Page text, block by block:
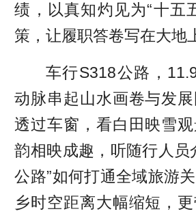
绩，以真知灼见为“十五
策，让履职答卷写在大地
车行S318公路，
动脉串起山水画卷与发
透过车窗，看白田映雪
韵相映成趣，听随行人员
公路”如何打通全域旅游
乡时空距离大幅缩短，